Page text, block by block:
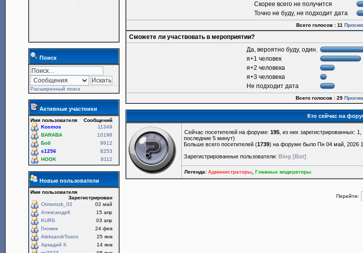
Поиск
Расширенный поиск
Активные участники
Имя пользователя
Сообщений
Kosmos
11349
BARABA
10198
Боб
9912
s1256
8253
HOOK
8112
Новые пользователи
Имя пользователя
Зарегистрирован
Otmorozk_02
02 май
АлександрК
15 апр
KURS
03 апр
Гномик
24 фев
AleksandrTosno
25 янв
Аркадий К.
14 янв
Скорее всего не получится
Точно не буду, не подходит дата
Всего голосов : 11
Сможете ли участвовать в мероприятии?
Да, вероятно буду, один.
я+1 человек
я+2 человека
я+3 человека
Не подходит дата
Всего голосов : 29
Кто сейчас на
Сейчас посетителей на форуме: 195, из них зарегистрированных:
последние 5 минут)
Больше всего посетителей (1739) на форуме было Пн 04 май, 2026
Зарегистрированные пользователи: Bing [Bot]
Легенда: Администраторы Главные модераторы
Перейти: